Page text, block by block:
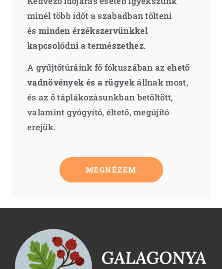
minél több időt a szabadban tölteni
és minden érzékszervünkkel
kapcsolódni a természethez.
A gyűjtőtúráink fő fókuszában az ehető
vadnövények és a rügyekállnak most,
és az ő táplákozásunkban betöltött,
valamint gyógyító, éltető, megújító
erejük.
MEGNÉZEM